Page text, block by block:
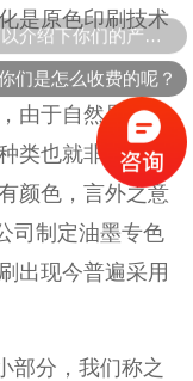
是原色印刷技术
由于自然界具有
类也就非常多。-
颜色，言外之意
司制定油墨专色
出现今普遍采用
部分，我们称之
可以介绍下你们的产品么？
你们是怎么收费的呢？